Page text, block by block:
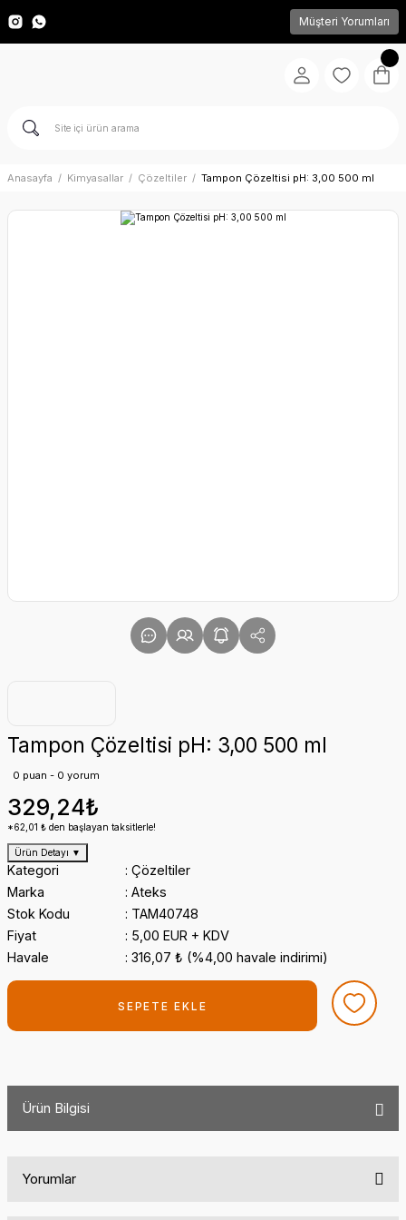
Müşteri Yorumları
Anasayfa Kimyasallar Çözeltiler Tampon Çözeltisi pH: 3,00 500 ml
Tampon Çözeltisi pH: 3,00 500 ml
0 puan - 0 yorum
329,24₺
*62,01 ₺ den başlayan taksitlerle!
Ürün Detayı ▼
Kategori
Çözeltiler
Marka
Ateks
Stok Kodu
TAM40748
Fiyat
5,00 EUR + KDV
Havale
316,07 ₺ (%4,00 havale indirimi)
SEPETE EKLE
Ürün Bilgisi
Yorumlar